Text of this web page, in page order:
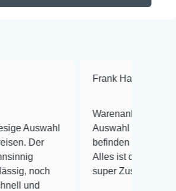
Frank Hackmayer
Warenanlieferung Top und die
Auswahl plus gesundheitliches
befinden der Fische
Alles ist quick lebendig und im
super Zustand. Gerne wieder 😃